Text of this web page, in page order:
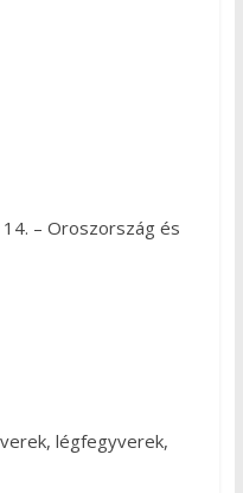
– Oroszország és
légfegyverek,